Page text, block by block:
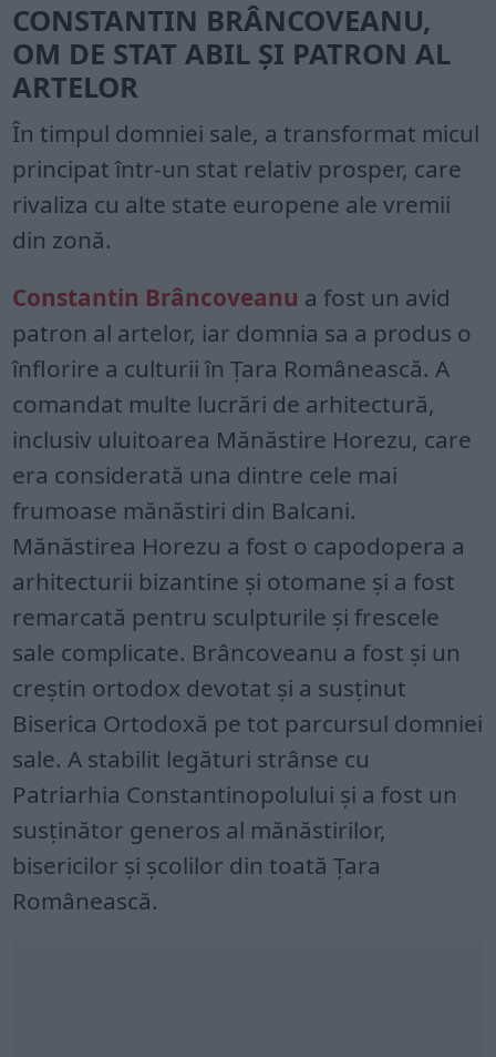
CONSTANTIN BRÂNCOVEANU,
OM DE STAT ABIL ȘI PATRON AL
ARTELOR
În timpul domniei sale, a transformat micul
principat într-un stat relativ prosper, care
rivaliza cu alte state europene ale vremii
din zonă.
Constantin Brâncoveanu a fost un avid
patron al artelor, iar domnia sa a produs o
înflorire a culturii în Țara Românească. A
comandat multe lucrări de arhitectură,
inclusiv uluitoarea Mănăstire Horezu, care
era considerată una dintre cele mai
frumoase mănăstiri din Balcani.
Mănăstirea Horezu a fost o capodopera a
arhitecturii bizantine și otomane și a fost
remarcată pentru sculpturile și frescele
sale complicate. Brâncoveanu a fost și un
creștin ortodox devotat și a susținut
Biserica Ortodoxă pe tot parcursul domniei
sale. A stabilit legături strânse cu
Patriarhia Constantinopolului și a fost un
susținător generos al mănăstirilor,
bisericilor și școlilor din toată Țara
Românească.